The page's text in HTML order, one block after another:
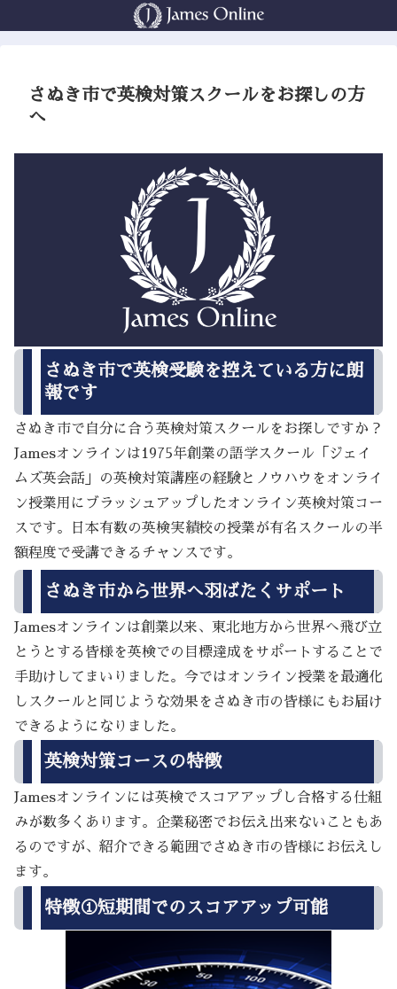
さぬき市で英検対策スクールをお探しの方
へ
さぬき市で英検受験を控えている方に朗
報です
さぬき市で自分に合う英検対策スクールをお探しですか？
Jamesオンラインは1975年創業の語学スクール「ジェイ
ムズ英会話」の英検対策講座の経験とノウハウをオンライ
ン授業用にブラッシュアップしたオンライン英検対策コー
スです。日本有数の英検実績校の授業が有名スクールの半
額程度で受講できるチャンスです。
さぬき市から世界へ羽ばたくサポート
Jamesオンラインは創業以来、東北地方から世界へ飛び立
とうとする皆様を英検での目標達成をサポートすることで
手助けしてまいりました。今ではオンライン授業を最適化
しスクールと同じような効果をさぬき市の皆様にもお届け
できるようになりました。
英検対策コースの特徴
Jamesオンラインには英検でスコアアップし合格する仕組
みが数多くあります。企業秘密でお伝え出来ないこともあ
るのですが、紹介できる範囲でさぬき市の皆様にお伝えし
ます。
特徴①短期間でのスコアアップ可能